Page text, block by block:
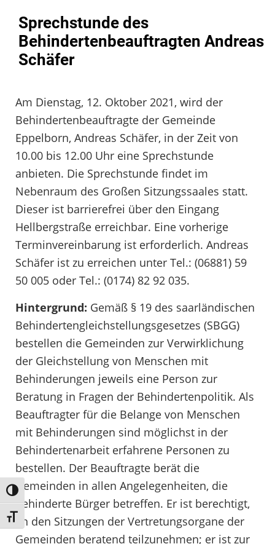
Umschalten auf hohe Kontraste
Schrift vergrößern
Sprechstunde des
Behindertenbeauftragten Andreas
Schäfer
Am Dienstag, 12. Oktober 2021, wird der
Behindertenbeauftragte der Gemeinde
Eppelborn, Andreas Schäfer, in der Zeit von
10.00 bis 12.00 Uhr eine Sprechstunde
anbieten. Die Sprechstunde findet im
Nebenraum des Großen Sitzungssaales statt.
Dieser ist barrierefrei über den Eingang
Hellbergstraße erreichbar. Eine vorherige
Terminvereinbarung ist erforderlich. Andreas
Schäfer ist zu erreichen unter Tel.: (06881) 59
50 005 oder Tel.: (0174) 82 92 035.
Hintergrund: Gemäß § 19 des saarländischen
Behindertengleichstellungsgesetzes (SBGG)
bestellen die Gemeinden zur Verwirklichung
der Gleichstellung von Menschen mit
Behinderungen jeweils eine Person zur
Beratung in Fragen der Behindertenpolitik. Als
Beauftragter für die Belange von Menschen
mit Behinderungen sind möglichst in der
Behindertenarbeit erfahrene Personen zu
bestellen. Der Beauftragte berät die
Gemeinden in allen Angelegenheiten, die
behinderte Bürger betreffen. Er ist berechtigt,
an den Sitzungen der Vertretungsorgane der
Gemeinden beratend teilzunehmen; er ist zur